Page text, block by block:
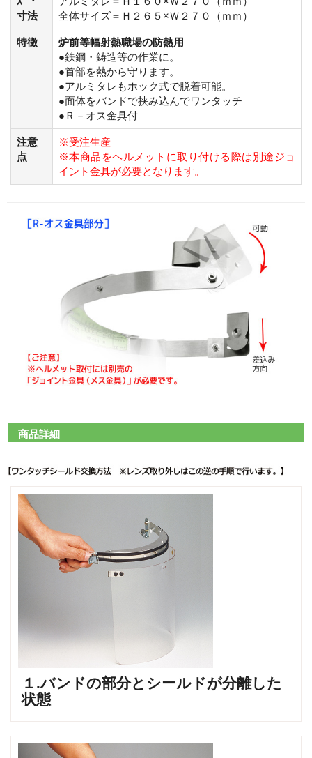
寸法
全体サイズ＝Ｈ２６５×Ｗ２７０（ｍｍ）
特徴
炉前等幅射熱職場の防熱用
●鉄鋼・鋳造等の作業に。
●首部を熱から守ります。
●アルミタレもホック式で脱着可能。
●面体をバンドで挟み込んでワンタッチ
●Ｒ－オス金具付
注意
点
※受注生産
※本商品をヘルメットに取り付ける際は別途ジョ
イント金具が必要となります。
商品詳細
１.バンドの部分とシールドが分離した
状態